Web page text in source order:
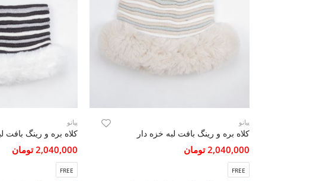
پیانو
کلاه بره و رینگ بافت لبه خزه دار
2,040,000 تومان
FREE
پیانو
کلاه بره و رینگ بافت
2,040,000 تومان
FREE